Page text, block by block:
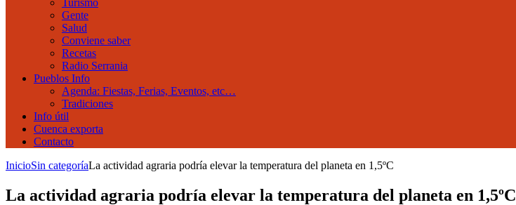
Turismo
Gente
Salud
Conviene saber
Recetas
Radio Serrania
Pueblos Info
Agenda: Fiestas, Ferias, Eventos, etc…
Tradiciones
Info útil
Cuenca exporta
Contacto
InicioSin categoríaLa actividad agraria podría elevar la temperatura del planeta en 1,5ºC
La actividad agraria podría elevar la temperatura del planeta en 1,5ºC